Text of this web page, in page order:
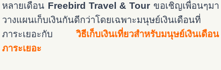
หลายเดือน Freebird Travel & Tour ขอเชิญเพื่อนๆมา
วางแผนเก็บเงินกันดีกว่าโดยเฉพาะมนุษย์เงินเดือนที่
ภาระเยอะกับวิธีเก็บเงินเที่ยวสำหรับมนุษย์เงินเดือน
ภาระเยอะ